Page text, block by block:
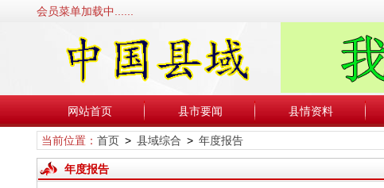
会员菜单加载中......
网站首页 县市要闻 县情资料
当前位置： 首页> 县域综合 > 年度报告
年度报告